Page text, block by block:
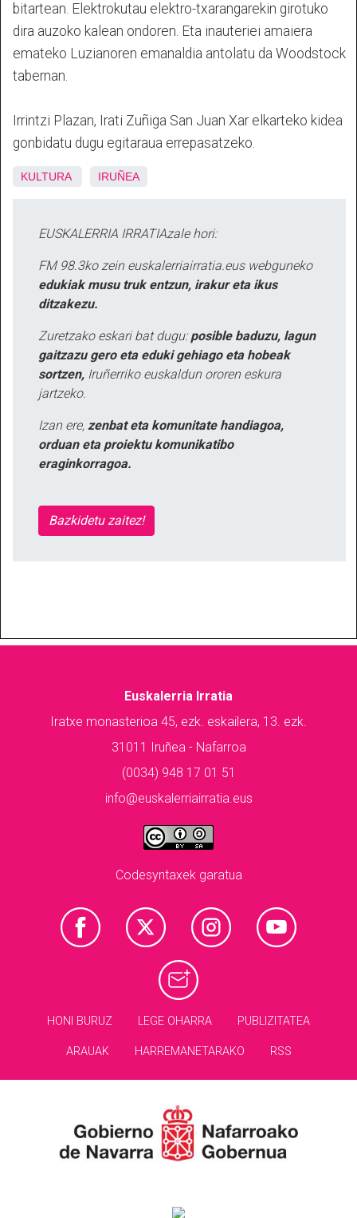
bitartean. Elektrokutau elektro-txarangarekin girotuko
dira auzoko kalean ondoren. Eta inauteriei amaiera
emateko Luzianoren emanaldia antolatu da Woodstock
tabernan.
Irrintzi Plazan, Irati Zuñiga San Juan Xar elkarteko kidea
gonbidatu dugu egitaraua errepasatzeko.
KULTURA IRUÑEA
EUSKALERRIA IRRATIAzale hori:
FM 98.3ko zein euskalerriairratia.eus webguneko
edukiak musu truk entzun, irakur eta ikus
ditzakezu.
Zuretzako eskari bat dugu: posible baduzu, lagun
gaitzazu gero eta eduki gehiago eta hobeak
sortzen, Iruñerriko euskaldun ororen eskura
jartzeko.
Izan ere, zenbat eta komunitate handiagoa,
orduan eta proiektu komunikatibo
eraginkorragoa.
Bazkidetu zaitez!
Euskalerria Irratia
Iratxe monasterioa 45, ezk. eskailera, 13. ezk.
31011 Iruñea - Nafarroa
(0034) 948 17 01 51
info@euskalerriairratia.eus
Codesyntaxek garatua
HONI BURUZ LEGE OHARRA PUBLIZITATEA
ARAUAK HARREMANETARAKO RSS